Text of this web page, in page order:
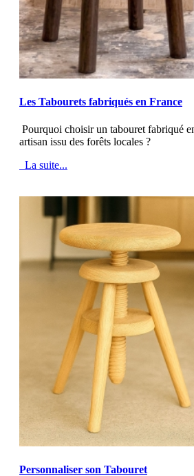
Les Tabourets fabriqués en France
Pourquoi choisir un tabouret fabriqué
artisan issu des forêts locales ?
La suite...
Personnaliser son Tabouret